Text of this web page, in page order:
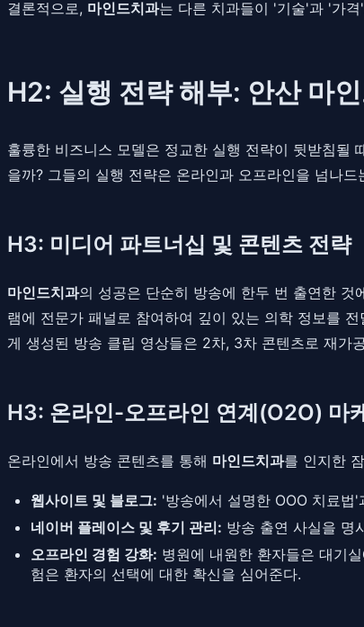
결론적으로, 마인드치과는 다른 치과들이 '기술'과 '가
H2: 실행 전략 해부: 안산 마
훌륭한 비즈니스 모델은 정교한 실행 전략이 뒷받침될
을까? 그들의 실행 전략은 온라인과 오프라인을 넘나
H3: 미디어 파트너십 및 콘텐츠 전략
마인드치과의 성공은 단순히 방송에 한두 번 출연한 것
램에 전문가 패널로 참여하여 깊이 있는 의학 정보를
게 생성된 방송 클립 영상들은 2차, 3차 콘텐츠로 재가
H3: 온라인-오프라인 연계(O2O) 마
온라인에서 방송 콘텐츠를 통해 마인드치과를 인지한
웹사이트 및 블로그: '방송에서 설명한 OOO 치료법
네이버 플레이스 및 후기 관리: 방송 출연 사실을 명
오프라인 경험 강화: 병원에 내원한 환자들은 대기
험은 환자의 선택에 대한 확신을 심어준다.